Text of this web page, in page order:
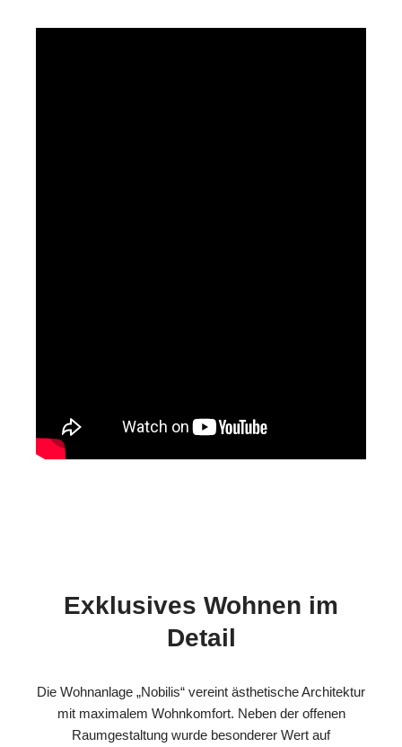
Exklusives Wohnen im
Detail
Die Wohnanlage „Nobilis“ vereint ästhetische Architektur
mit maximalem Wohnkomfort. Neben der offenen
Raumgestaltung wurde besonderer Wert auf